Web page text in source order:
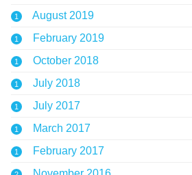
1 August 2019
1 February 2019
1 October 2018
1 July 2018
1 July 2017
1 March 2017
1 February 2017